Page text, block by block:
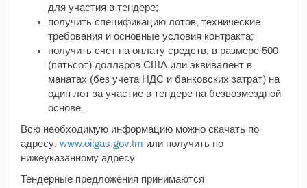
для участия в тендере;
получить спецификацию лотов, технические
требования и основные условия контракта;
получить счет на оплату средств, в размере 500
(пятьсот) долларов США или эквивалент в
манатах (без учета НДС и банковских затрат) на
один лот за участие в тендере на безвозмездной
основе.
Всю необходимую информацию можно скачать по
адресу: www.oilgas.gov.tm или получить по
нижеуказанному адресу.
Тендерные предложения принимаются